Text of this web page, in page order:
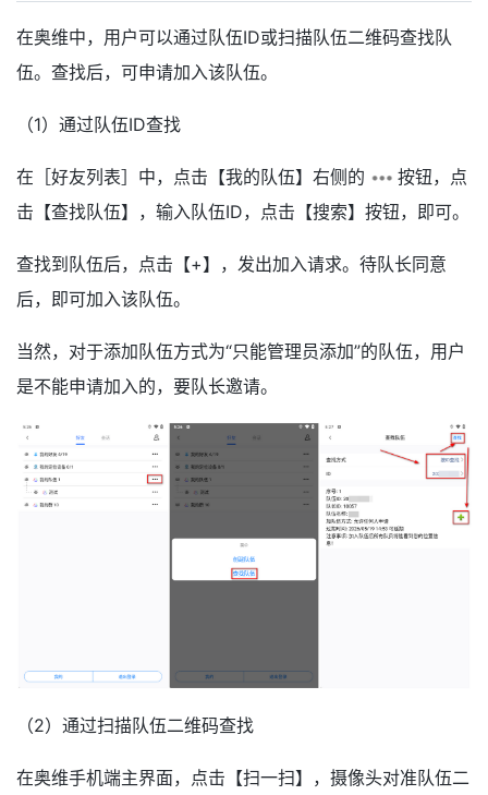
在奥维中，用户可以通过队伍ID或扫描队伍二维码查找队
伍。查找后，可申请加入该队伍。
（1）通过队伍ID查找
在［好友列表］中，点击【我的队伍】右侧的
按钮，点
击【查找队伍】，输入队伍ID，点击【搜索】按钮，即可。
查找到队伍后，点击【+】，发出加入请求。待队长同意
后，即可加入该队伍。
当然，对于添加队伍方式为“只能管理员添加”的队伍，用户
是不能申请加入的，要队长邀请。
（2）通过扫描队伍二维码查找
在奥维手机端主界面，点击【扫一扫】，摄像头对准队伍二